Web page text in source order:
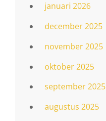
januari 2026
december 2025
november 2025
oktober 2025
september 2025
augustus 2025